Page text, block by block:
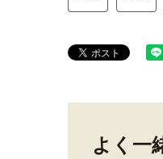
よく一